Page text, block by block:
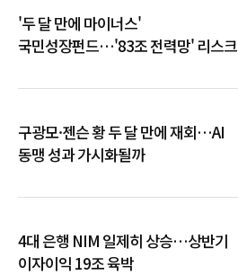
'두 달 만에 마이너스'
국민성장펀드…'83조 전력망' 리스크
구광모·젠슨 황 두 달 만에 재회…AI
동맹 성과 가시화될까
4대 은행 NIM 일제히 상승…상반기
이자이익 19조 육박